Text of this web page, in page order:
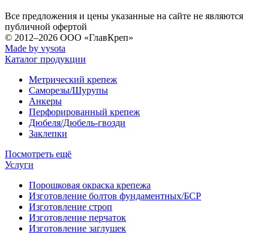
Все предложения и цены указанные на сайте не являются
публичной офертой
© 2012–2026 ООО «ГлавКреп»
Made by vysota
Каталог продукции
Метрический крепеж
Саморезы/Шурупы
Анкеры
Перфорированный крепеж
Дюбеля/Дюбель-гвозди
Заклепки
Посмотреть ещё
Услуги
Порошковая окраска крепежа
Изготовление болтов фундаментных/БСР
Изготовление строп
Изготовление перчаток
Изготовление заглушек